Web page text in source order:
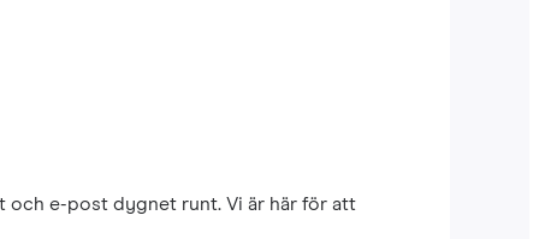
och e-post dygnet runt. Vi är här för att